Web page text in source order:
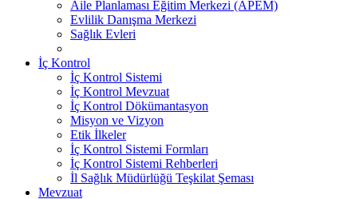
Aile Planlaması Eğitim Merkezi (APEM)
Evlilik Danışma Merkezi
Sağlık Evleri
İç Kontrol
İç Kontrol Sistemi
İç Kontrol Mevzuat
İç Kontrol Dökümantasyon
Misyon ve Vizyon
Etik İlkeler
İç Kontrol Sistemi Formları
İç Kontrol Sistemi Rehberleri
İl Sağlık Müdürlüğü Teşkilat Şeması
Mevzuat